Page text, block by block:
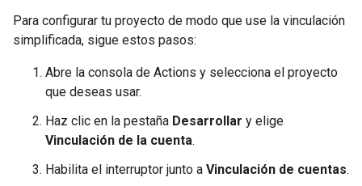
Para configurar tu proyecto de modo que use la vinculación
simplificada, sigue estos pasos:
Abre la consola de Actions y selecciona el proyecto
que deseas usar.
Haz clic en la pestaña Desarrollar y elige
Vinculación de la cuenta.
Habilita el interruptor junto a Vinculación de cuentas.